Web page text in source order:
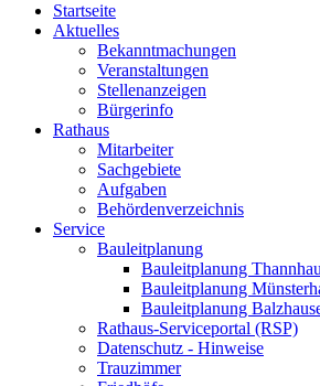
Startseite
Aktuelles
Bekanntmachungen
Veranstaltungen
Stellenanzeigen
Bürgerinfo
Rathaus
Mitarbeiter
Sachgebiete
Aufgaben
Behördenverzeichnis
Service
Bauleitplanung
Bauleitplanung
Bauleitplanung
Bauleitplanung
Rathaus-Serviceportal (RSP)
Datenschutz - Hinweise
Trauzimmer